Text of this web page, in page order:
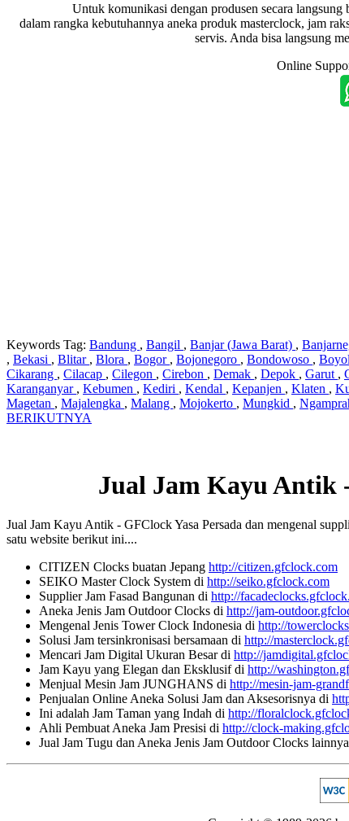
Untuk komunikasi dengan produsen secara
dalam rangka kebutuhannya aneka produk masterclock, jam
servis. Anda bisa langsung
Online
Keywords Tag: Bandung , Bangil , Banjar (Jawa Barat) ,
, Bekasi , Blitar , Blora , Bogor , Bojonegoro , Bondowoso ,
Cikarang , Cilacap , Cilegon , Cirebon , Demak , Depok , Garut ,
Karanganyar , Kebumen , Kediri , Kendal , Kepanjen , Klaten ,
Magetan , Majalengka , Malang , Mojokerto , Mungkid ,
BERIKUTNYA
Jual Jam Kayu Antik
Jual Jam Kayu Antik - GFClock Yasa Persada dan mengenal
satu website berikut ini....
CITIZEN Clocks buatan Jepang http://citizen.gfclock.com
SEIKO Master Clock System di http://seiko.gfclock.com
Supplier Jam Fasad Bangunan di http://
Aneka Jenis Jam Outdoor Clocks di http://jam-
Mengenal Jenis Tower Clock Indonesia di http://
Solusi Jam tersinkronisasi bersamaan di http://
Mencari Jam Digital Ukuran Besar di http://
Jam Kayu yang Elegan dan Eksklusif di http://
Menjual Mesin Jam JUNGHANS di http://mesin-jam-
Penjualan Online Aneka Solusi Jam dan Aksesorisnya di
Ini adalah Jam Taman yang Indah di http://
Ahli Pembuat Aneka Jam Presisi di http://clock-
Jual Jam Tugu dan Aneka Jenis Jam Outdoor Clocks lainnya